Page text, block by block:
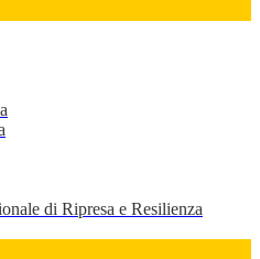
di Ripresa e Resilienza